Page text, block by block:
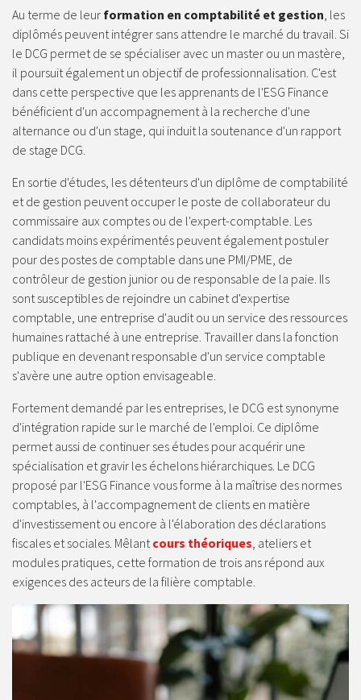
Au terme de leur formation en comptabilité et gestion, les
diplômés peuvent intégrer sans attendre le marché du travail. Si
le DCG permet de se spécialiser avec un master ou un mastère,
il poursuit également un objectif de professionnalisation. C'est
dans cette perspective que les apprenants de l'ESG Finance
bénéficient d'un accompagnement à la recherche d'une
alternance ou d'un stage, qui induit la soutenance d'un rapport
de stage DCG.
En sortie d'études, les détenteurs d'un diplôme de comptabilité
et de gestion peuvent occuper le poste de collaborateur du
commissaire aux comptes ou de l'expert-comptable. Les
candidats moins expérimentés peuvent également postuler
pour des postes de comptable dans une PMI/PME, de
contrôleur de gestion junior ou de responsable de la paie. Ils
sont susceptibles de rejoindre un cabinet d'expertise
comptable, une entreprise d'audit ou un service des ressources
humaines rattaché à une entreprise. Travailler dans la fonction
publique en devenant responsable d'un service comptable
s'avère une autre option envisageable.
Fortement demandé par les entreprises, le DCG est synonyme
d'intégration rapide sur le marché de l'emploi. Ce diplôme
permet aussi de continuer ses études pour acquérir une
spécialisation et gravir les échelons hiérarchiques. Le DCG
proposé par l'ESG Finance vous forme à la maîtrise des normes
comptables, à l'accompagnement de clients en matière
d'investissement ou encore à l'élaboration des déclarations
fiscales et sociales. Mêlantcours théoriques, ateliers et
modules pratiques, cette formation de trois ans répond aux
exigences des acteurs de la filière comptable.